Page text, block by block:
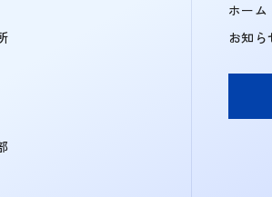
ホーム
お知ら